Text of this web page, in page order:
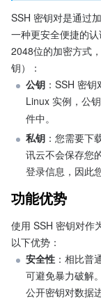
SSH 密钥对是通过
一种更安全便捷的
2048位的加密方式
钥）：
公钥 ：SSH 密
Linux 实例，公
件中。
私钥 ：您需要下
讯云不会保存您
登录信息，因此
功能优势
使用 SSH 密钥对作
以下优势：
安全性 ：相比普
可避免暴力破解
公开密钥对数据